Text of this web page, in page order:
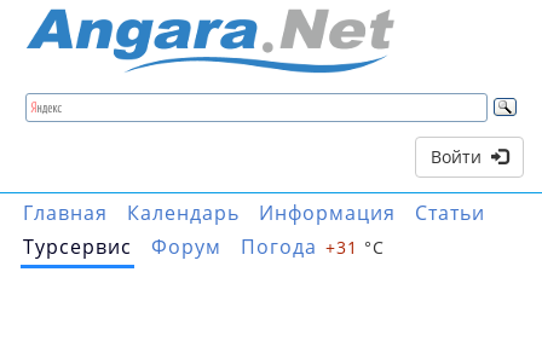
Войти
Главная Календарь Информация
Статьи
Турсервис
Форум Погода +31 °C